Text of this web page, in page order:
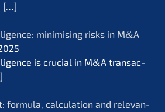
[…]
minimi­sing risks in M&A
is crucial in M&A transac­
formu­la, calcu­la­ti­on and relevan­